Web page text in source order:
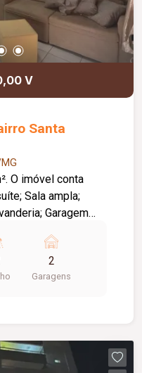
V
Santa
Sala ampla;
Garagem
câmeras; Cerca
totalmente
excelente
Área privativa
descoberta
2
Garagens